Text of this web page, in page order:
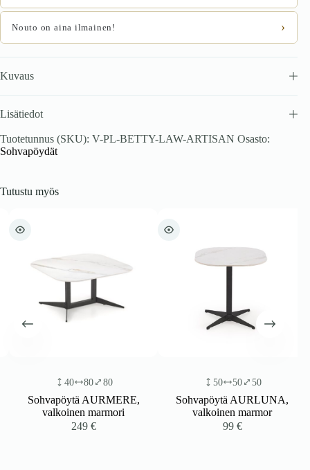
Nouto on aina ilmainen! ›
Kuvaus
Lisätiedot
Tuotetunnus (SKU): V-PL-BETTY-LAW-ARTISAN Osasto:
Sohvapöydät
Tutustu myös
40 80 80
Sohvapöytä AURMERE,
valkoinen marmori
249€
50 50 50
Sohvapöytä AURLUNA,
valkoinen marmor
99€